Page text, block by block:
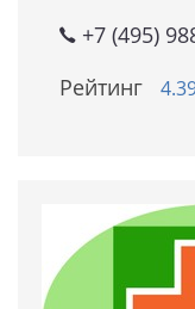
+7 (495)
Рейтинг